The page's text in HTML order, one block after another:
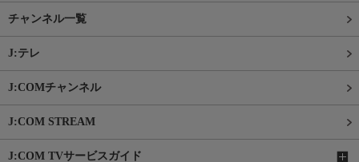
チャンネル一覧
J:テレ
J:COMチャンネル
J:COM STREAM
J:COM TVサービスガイド